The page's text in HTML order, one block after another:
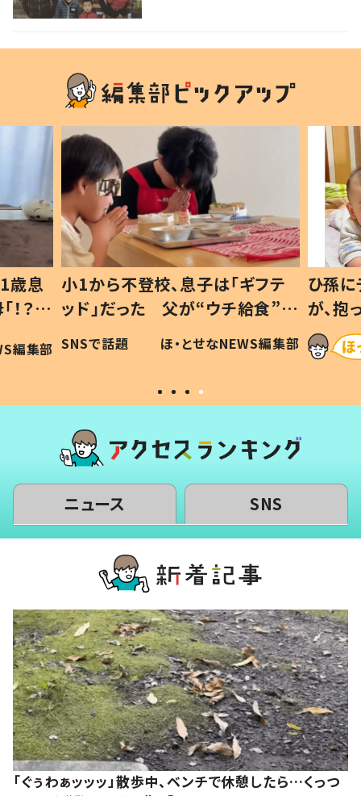
歳息
？」
編集部
小1から不登校、息子は「ギフテ
ッド」だった 父が“ウチ給食”を
作り続ける理由とは #令和の親
#令和の子
SNSで話題 ほ・とせなNEWS編集部
ひ孫
が、
「涙が
い」
ニュース SNS
「ぐぅわぁッッッ」散歩中、ベンチで休憩したら…くっつ